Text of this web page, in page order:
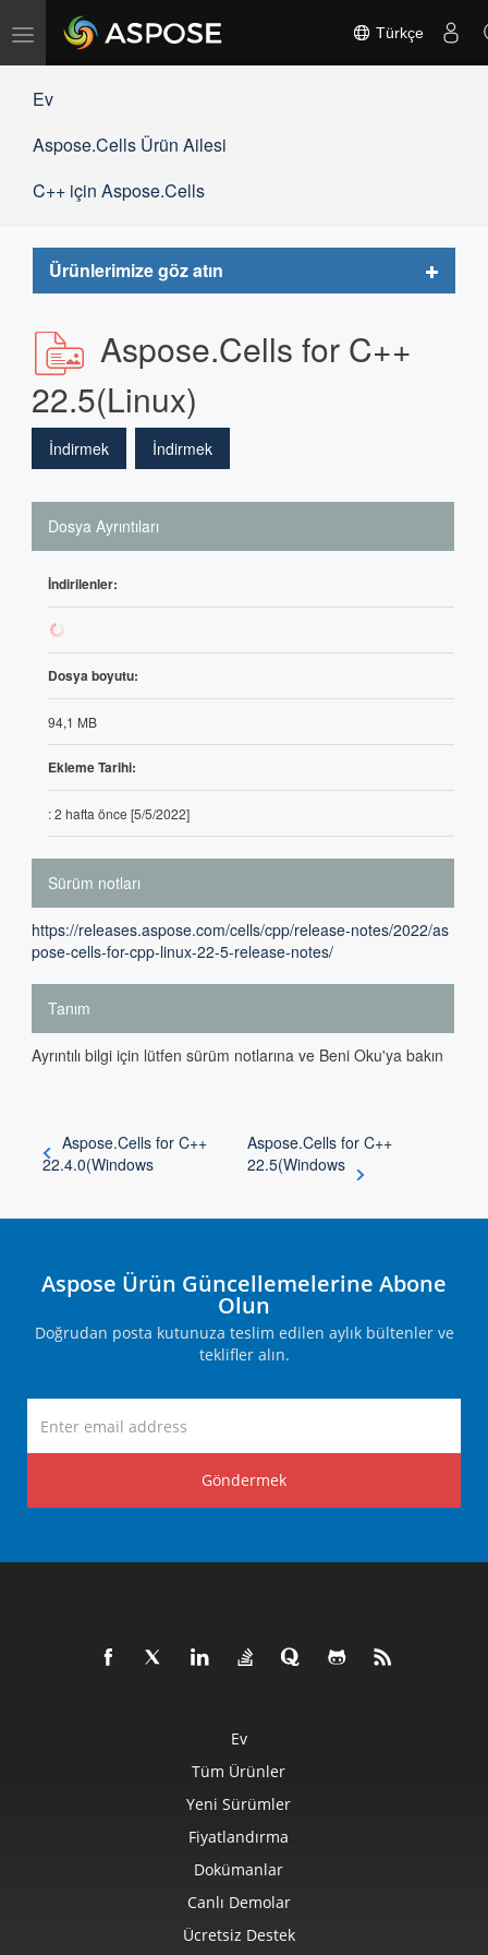
Gezinmeyi
Türkçe
Ev
Aspose.Cells Ürün Ailesi
C++ için Aspose.Cells
Ürünlerimize göz atın
Toggle
Aspose.Cells for C++
22.5(Linux)
İndirmek İndirmek
Dosya Ayrıntıları
İndirilenler:
1
Dosya boyutu:
94,1 MB
Ekleme Tarihi:
: 2 hafta önce [5/5/2022]
Sürüm notları
https://releases.aspose.com/cells/cpp/release-notes/2022/as
pose-cells-for-cpp-linux-22-5-release-notes/
Tanım
Ayrıntılı bilgi için lütfen sürüm notlarına ve Beni Oku'ya bakın
Aspose.Cells for C++
22.4.0(Windows
Aspose.Cells for C++
22.5(Windows
Aspose Ürün Güncellemelerine Abone
Olun
Doğrudan posta kutunuza teslim edilen aylık bültenler ve
teklifler alın.
Göndermek
Ev
Tüm Ürünler
Yeni Sürümler
Fiyatlandırma
Dokümanlar
Canlı Demolar
Ücretsiz Destek